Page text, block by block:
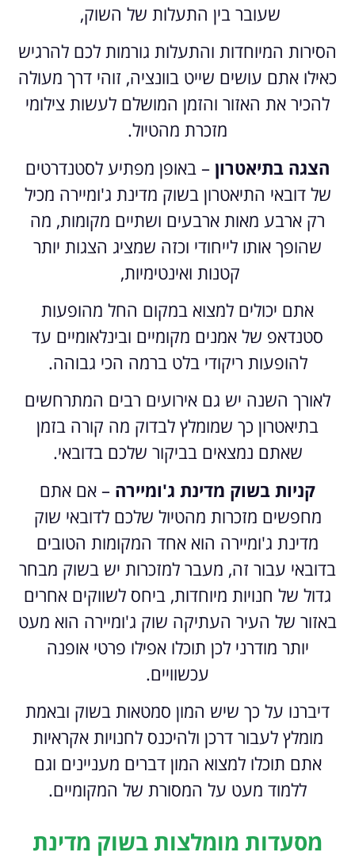
שעובר בין התעלות של השוק,
הסירות המיוחדות והתעלות גורמות לכם להרגיש
כאילו אתם עושים שייט בוונציה, זוהי דרך מעולה
להכיר את האזור והזמן המושלם לעשות צילומי
מזכרת מהטיול.
הצגה בתיאטרון – באופן מפתיע לסטנדרטים
של דובאי התיאטרון בשוק מדינת ג'ומיירה מכיל
רק ארבע מאות ארבעים ושתיים מקומות, מה
שהופך אותו לייחודי וכזה שמציג הצגות יותר
קטנות ואינטימיות,
אתם יכולים למצוא במקום החל מהופעות
סטנדאפ של אמנים מקומיים ובינלאומיים עד
להופעות ריקודי בלט ברמה הכי גבוהה.
לאורך השנה יש גם אירועים רבים המתרחשים
בתיאטרון כך שמומלץ לבדוק מה קורה בזמן
שאתם נמצאים בביקור שלכם בדובאי.
קניות בשוק מדינת ג'ומיירה – אם אתם
מחפשים מזכרות מהטיול שלכם לדובאי שוק
מדינת ג'ומיירה הוא אחד המקומות הטובים
בדובאי עבור זה, מעבר למזכרות יש בשוק מבחר
גדול של חנויות מיוחדות, ביחס לשווקים אחרים
באזור של העיר העתיקה שוק ג'ומיירה הוא מעט
יותר מודרני לכן תוכלו אפילו פרטי אופנה
עכשוויים.
דיברנו על כך שיש המון סמטאות בשוק ובאמת
מומלץ לעבור דרכן ולהיכנס לחנויות אקראיות
אתם תוכלו למצוא המון דברים מעניינים וגם
ללמוד מעט על המסורת של המקומיים.
מסעדות מומלצות בשוק מדינת